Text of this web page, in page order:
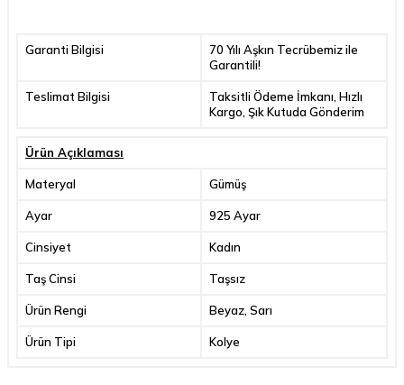
Garanti Bilgisi
70 Yılı Aşkın Tecrübemiz ile
Garantili!
Teslimat Bilgisi
Taksitli Ödeme İmkanı, Hızlı
Kargo, Şık Kutuda Gönderim
Ürün Açıklaması
Materyal Gümüş
Ayar 925 Ayar
Cinsiyet Kadın
Taş Cinsi Taşsız
Ürün Rengi Beyaz, Sarı
Ürün Tipi Kolye